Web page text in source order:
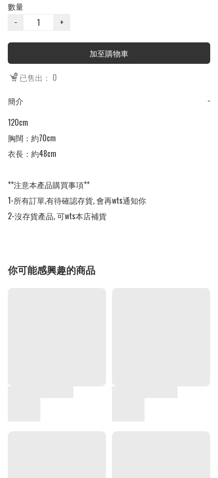
數量
−
+
加至購物車
已售出： 0
簡介
−
120cm
胸闊：約70cm
衣長：約48cm
**注意本產品購買事項**
1-所有訂單,有待確認存貨, 會再wts通知你
2-沒存貨產品, 可wts本店補貨
你可能感興趣的商品